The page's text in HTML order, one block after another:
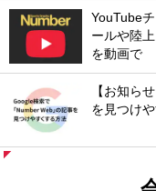
YouTube
ールや陸
を動画で
【お知ら
を見つけ